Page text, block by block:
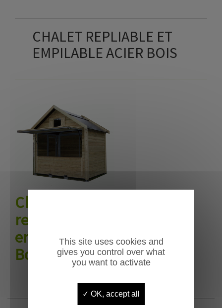
CHALET REPLIABLE ET
EMPILABLE ACIER BOIS
Chalets
repliables et
empilables
Bonaiga
This site uses cookies and
gives you control over what
you want to activate
OK, accept all